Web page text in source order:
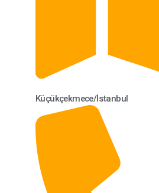
Küçükçekmece/İstanbul